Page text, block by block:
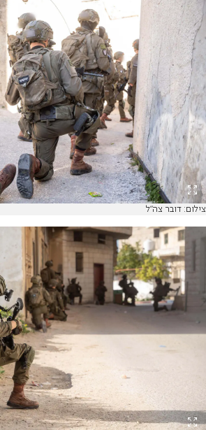
צילום: דובר צה"ל